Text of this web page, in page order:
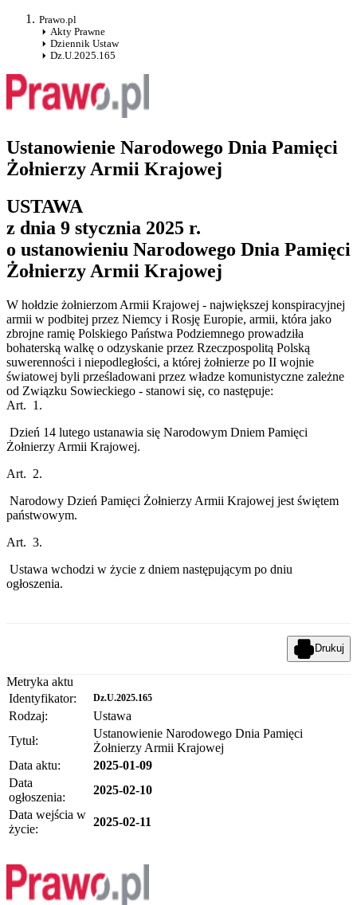
Prawo.pl
Akty Prawne
Dziennik Ustaw
Dz.U.2025.165
Ustanowienie Narodowego Dnia Pamięci
Żołnierzy Armii Krajowej
USTAWA
z dnia 9 stycznia 2025 r.
o ustanowieniu Narodowego Dnia Pamięci
Żołnierzy Armii Krajowej
W hołdzie żołnierzom Armii Krajowej - największej konspiracyjnej
armii w podbitej przez Niemcy i Rosję Europie, armii, która jako
zbrojne ramię Polskiego Państwa Podziemnego prowadziła
bohaterską walkę o odzyskanie przez Rzeczpospolitą Polską
suwerenności i niepodległości, a której żołnierze po II wojnie
światowej byli prześladowani przez władze komunistyczne zależne
od Związku Sowieckiego - stanowi się, co następuje:
Art. 1.
Dzień 14 lutego ustanawia się Narodowym Dniem Pamięci
Żołnierzy Armii Krajowej.
Art. 2.
Narodowy Dzień Pamięci Żołnierzy Armii Krajowej jest świętem
państwowym.
Art. 3.
Ustawa wchodzi w życie z dniem następującym po dniu
ogłoszenia.
Drukuj
Metryka aktu
Identyfikator:
Dz.U.2025.165
Rodzaj:
Ustawa
Tytuł:
Ustanowienie Narodowego Dnia Pamięci
Żołnierzy Armii Krajowej
Data aktu:
2025-01-09
Data
ogłoszenia:
2025-02-10
Data wejścia w
życie:
2025-02-11